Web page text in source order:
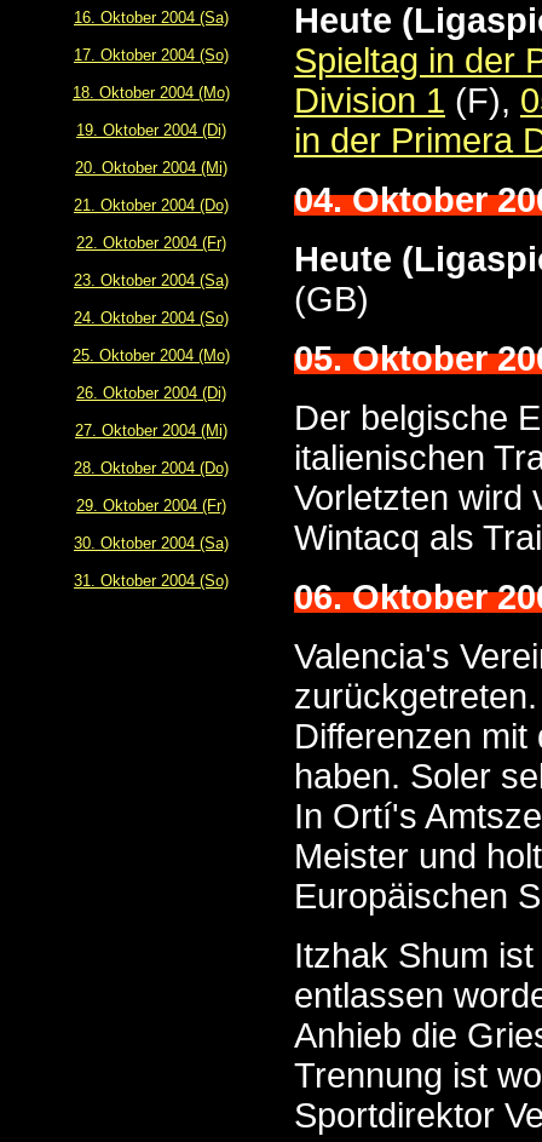
16. Oktober 2004 (Sa)
17. Oktober 2004 (So)
18. Oktober 2004 (Mo)
19. Oktober 2004 (Di)
20. Oktober 2004 (Mi)
21. Oktober 2004 (Do)
22. Oktober 2004 (Fr)
23. Oktober 2004 (Sa)
24. Oktober 2004 (So)
25. Oktober 2004 (Mo)
26. Oktober 2004 (Di)
27. Oktober 2004 (Mi)
28. Oktober 2004 (Do)
29. Oktober 2004 (Fr)
30. Oktober 2004 (Sa)
31. Oktober 2004 (So)
Heute
Spieltag in der
Division 1 (F),
in der Primera
04. Oktober
Heute
(GB)
05. Oktober
Der belgische
italienischen
Vorletzten wird
Wintacq als
06. Oktober
Valencia's
Differenzen
haben. Soler
In Ortí's
Meister und
Europäischen
Itzhak Shum
entlassen
Anhieb die
Trennung ist
Sportdirektor